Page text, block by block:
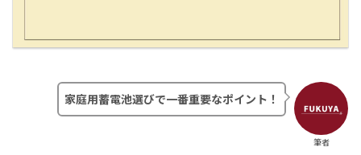
筆者
家庭用蓄電池選びで一番重要なポイント！